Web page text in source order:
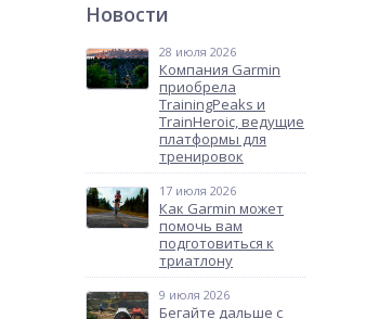
Новости
28 июля 2026
Компания Garmin
приобрела
TrainingPeaks и
TrainHeroic, ведущие
платформы для
тренировок
17 июля 2026
Как Garmin может
помочь вам
подготовиться к
триатлону
9 июля 2026
Бегайте дальше с